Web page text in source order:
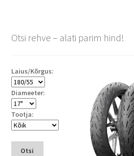
Otsi rehve – alati parim hind!
Laius/Kõrgus:
Diameeter:
Tootja:
Otsi